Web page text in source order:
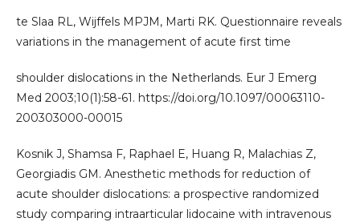
te Slaa RL, Wijffels MPJM, Marti RK. Questionnaire reveals
variations in the management of acute first time
shoulder dislocations in the Netherlands. Eur J Emerg
Med 2003;10(1):58-61. https://doi.org/10.1097/00063110-
200303000-00015
Kosnik J, Shamsa F, Raphael E, Huang R, Malachias Z,
Georgiadis GM. Anesthetic methods for reduction of
acute shoulder dislocations: a prospective randomized
study comparing intraarticular lidocaine with intravenous